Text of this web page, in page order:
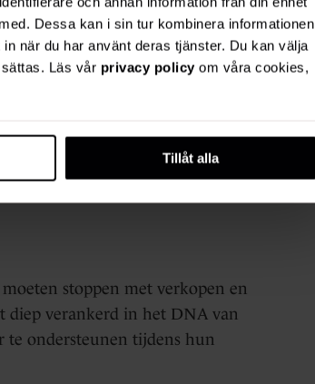
Dessa kan i sin tur kombinera informationen
när du har använt deras tjänster. Du kan välja
Läs vår privacy policy om våra cookies,
Tillåt alla
marketing, service en
naadloze ervaring voor je team
je bedrijf. Of je nu een klein
die verdere uitbreiding zoekt,
stoppen met verkopen en
diep verankerd in het DNA van
ondersteunen tijdens hun